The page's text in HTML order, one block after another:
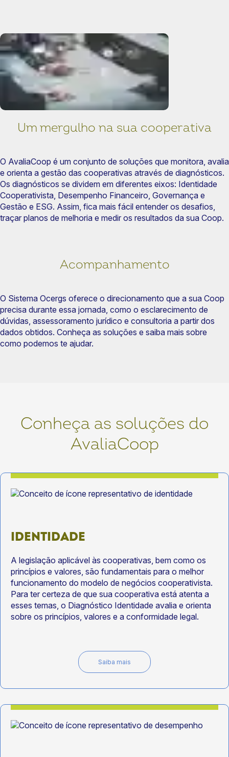
Um mergulho na sua cooperativa
O AvaliaCoop é um conjunto de soluções que monitora, avalia
e orienta a gestão das cooperativas através de diagnósticos.
Os diagnósticos se dividem em diferentes eixos: Identidade
Cooperativista, Desempenho Financeiro, Governança e
Gestão e ESG. Assim, fica mais fácil entender os desafios,
traçar planos de melhoria e medir os resultados da sua Coop.
Acompanhamento
O Sistema Ocergs oferece o direcionamento que a sua Coop
precisa durante essa jornada, como o esclarecimento de
dúvidas, assessoramento jurídico e consultoria a partir dos
dados obtidos. Conheça as soluções e saiba mais sobre
como podemos te ajudar.
Conheça as soluções do
AvaliaCoop
IDENTIDADE
A legislação aplicável às cooperativas, bem como os
princípios e valores, são fundamentais para o melhor
funcionamento do modelo de negócios cooperativista.
Para ter certeza de que sua cooperativa está atenta a
esses temas, o Diagnóstico Identidade avalia e orienta
sobre os princípios, valores e a conformidade legal.
Saiba mais